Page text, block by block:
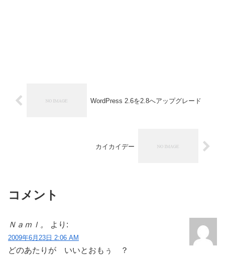
WordPress 2.6を2.8へアップグレード
カイカイデー
コメント
Ｎａｍｌ。 より:
2009年6月23日 2:06 AM
どのあたりが いいとおもぅ ？